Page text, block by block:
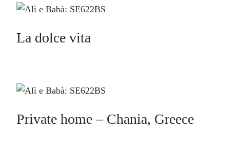
La dolce vita
Private home – Chania, Greece